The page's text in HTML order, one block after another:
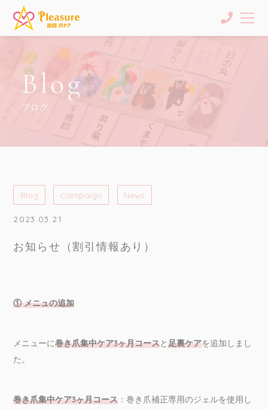
Blog
ブログ
Blog Campaign News
2023.03.21
お知らせ（割引情報あり）
① メニュの追加
メニューに巻き爪集中ケア3ヶ月コースと足裏ケアを追加しまし
た。
巻き爪集中ケア3ヶ月コース ：巻き爪補正専用のジェルを使用し